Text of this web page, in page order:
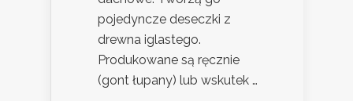
pojedyncze deseczki z
drewna iglastego.
Produkowane są ręcznie
(gont łupany) lub wskutek …